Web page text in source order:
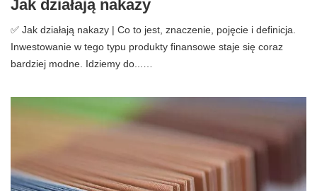
Jak działają nakazy
✅ Jak działają nakazy | Co to jest, znaczenie, pojęcie i definicja.
Inwestowanie w tego typu produkty finansowe staje się coraz
bardziej modne. Idziemy do...…